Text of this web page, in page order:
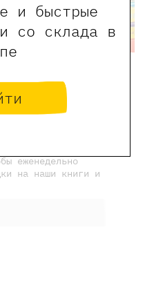
и быстрые
со склада в
еженедельно
на наши книги и